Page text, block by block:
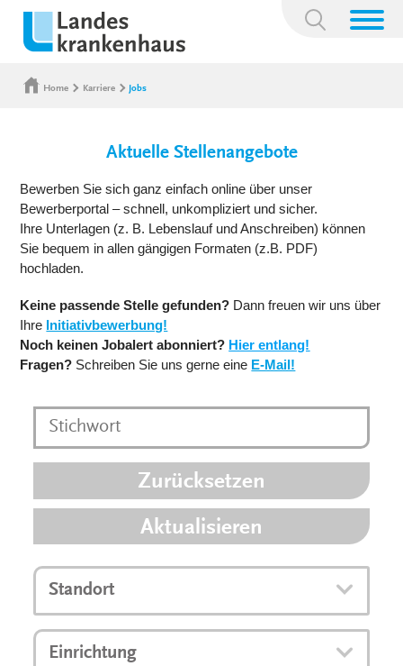
Suchbegriff:
Home Karriere Jobs
Aktuelle Stellenangebote
Bewerben Sie sich ganz einfach online über unser
Bewerberportal – schnell, unkompliziert und sicher.
Ihre Unterlagen (z. B. Lebenslauf und Anschreiben) können
Sie bequem in allen gängigen Formaten (z.B. PDF)
hochladen.
Keine passende Stelle gefunden? Dann freuen wir uns über
Ihre Initiativbewerbung!
Noch keinen Jobalert abonniert? Hier entlang!
Fragen? Schreiben Sie uns gerne eine E-Mail!
Zurücksetzen
Aktualisieren
Standort
Einrichtung